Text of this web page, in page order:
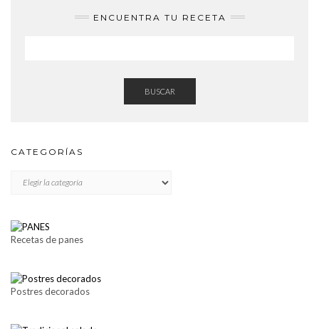
ENCUENTRA TU RECETA
BUSCAR
CATEGORÍAS
Recetas de panes
Postres decorados